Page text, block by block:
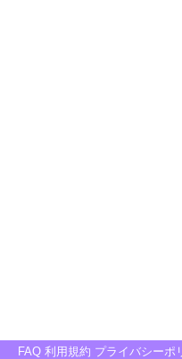
FAQ 利用規約 プライバシーポ